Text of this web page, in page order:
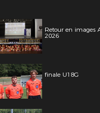
Retour en images
2026
finale U18G